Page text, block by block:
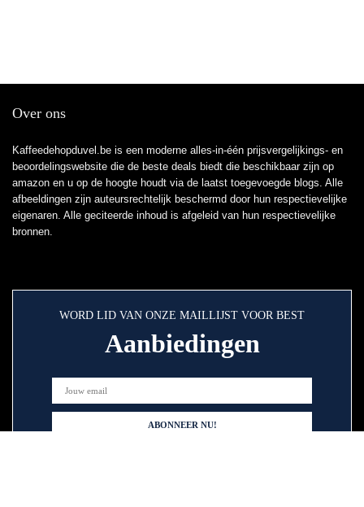
Over ons
Kaffeedehopduvel.be is een moderne alles-in-één prijsvergelijkings- en
beoordelingswebsite die de beste deals biedt die beschikbaar zijn op
amazon en u op de hoogte houdt via de laatst toegevoegde blogs. Alle
afbeeldingen zijn auteursrechtelijk beschermd door hun respectievelijke
eigenaren. Alle geciteerde inhoud is afgeleid van hun respectievelijke
bronnen.
WORD LID VAN ONZE MAILLIJST VOOR BEST
Aanbiedingen